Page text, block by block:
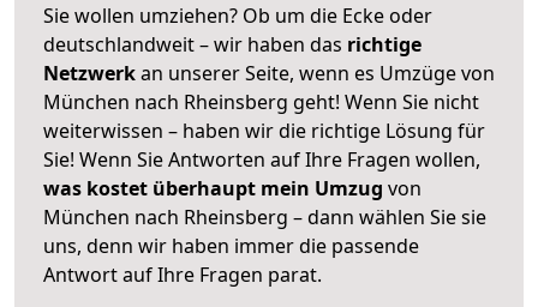
Sie wollen umziehen? Ob um die Ecke oder
deutschlandweit – wir haben das richtige
Netzwerkan unserer Seite, wenn es Umzüge von
München nach Rheinsberg geht! Wenn Sie nicht
weiterwissen – haben wir die richtige Lösung für
Sie! Wenn Sie Antworten auf Ihre Fragen wollen,
was kostet überhaupt mein Umzug von
München nach Rheinsberg – dann wählen Sie sie
uns, denn wir haben immer die passende
Antwort auf Ihre Fragen parat.